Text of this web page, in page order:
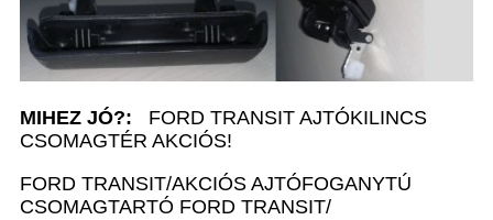
MIHEZ JÓ?: FORD TRANSIT AJTÓKILINCS
CSOMAGTÉR AKCIÓS!
FORD TRANSIT/AKCIÓS AJTÓFOGANYTÚ
CSOMAGTARTÓ FORD TRANSIT/